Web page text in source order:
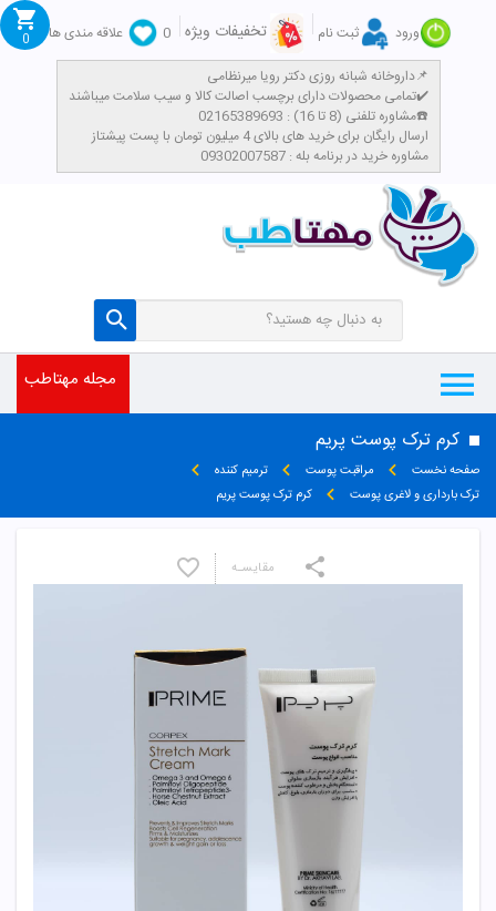
ورود ثبت نام تخفیفات ویژه 0
علاقه مندی ها
داروخانه شبانه روزی دکتر رویا میرنظامی📌
تمامی محصولات دارای برچسب اصالت کالا و سیب سلامت میباشند✔️
مشاوره تلفنی (8 تا 16) : 02165389693☎️
​ارسال رایگان برای خرید های بالای 4 میلیون تومان با پست پیشتاز
مشاوره خرید در برنامه بله : 09302007587
0
مجله مهتاطب
کرم ترک پوست پریم
صفحه نخست مراقبت پوست
ترمیم کننده
ترک بارداری و لاغری پوست
کرم ترک پوست پریم
مقایسـه